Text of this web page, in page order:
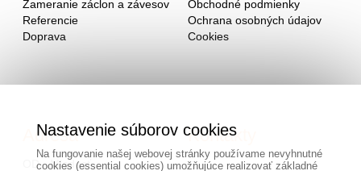
Zameranie záclon a závesov
Referencie
Doprava
Obchodné podmienky
Ochrana osobných údajov
Cookies
Adresa
OD - Mladosť
Kontakty
Nastavenie súborov cookies
Na fungovanie našej webovej stránky používame nevyhnutné
cookies (essential cookies) umožňujúce realizovať základné